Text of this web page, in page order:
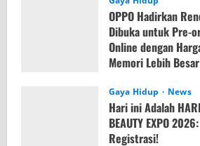
OPPO Hadirkan
Dibuka untuk Pre-
Online dengan
Memori Lebih Besar
Gaya Hidup
News
Hari ini Adalah
BEAUTY EXPO
Registrasi!